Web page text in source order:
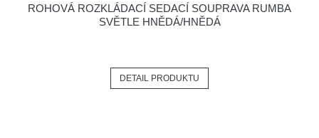
ROHOVÁ ROZKLÁDACÍ SEDACÍ SOUPRAVA RUMBA
SVĚTLE HNĚDÁ/HNĚDÁ
DETAIL PRODUKTU